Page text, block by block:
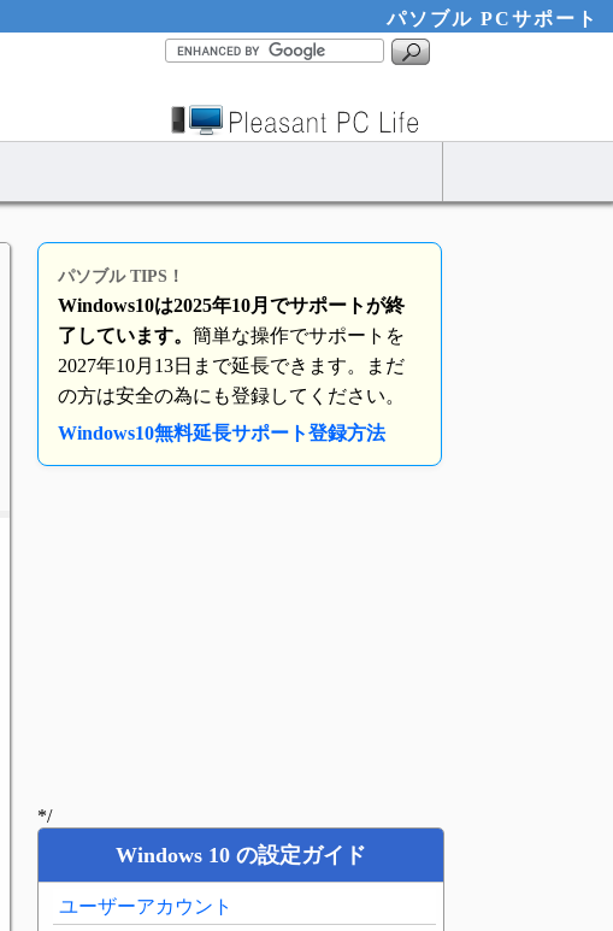
パソブル PCサポート
パソブル TIPS！
Windows10は2025年10月でサポートが終
了しています。 簡単な操作でサポートを
2027年10月13日まで延長できます。まだ
の方は安全の為にも登録してください。
Windows10無料延長サポート登録方法
*/
Windows 10 の設定ガイド
ユーザーアカウント